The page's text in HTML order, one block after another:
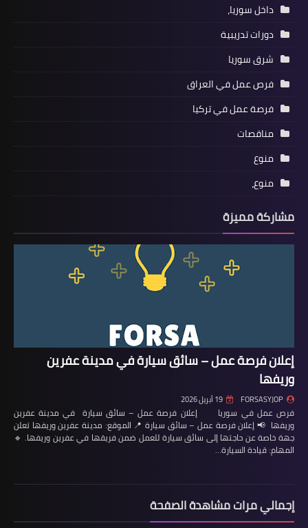
داخل سوريا،
دورات تدريبية
شرق سوريا
فرص عمل في العراق
فرصة عمل في تركيا
مناقصات
منوع
منوع،
مشاركة مميزة
إعلان فرصة عمل – سائق سيارة في مدينة عفرين
وريفها
FORSASYJOP 19 أبريل 2026
فرص عمل في سوريا إعلان فرصة عمل – سائق سيارة في مدينة عفرين
وريفها 📢 إعلان فرصة عمل – سائق سيارة 📍 الموقع: مدينة عفرين وريفها تعلن
جهة خاصة عن حاجتها إلى سائق سيارة للعمل ضمن فريقها في عفرين وريفها. 🔹
المهام: قيادة السيارة…
إجمالي مرات مشاهدة الصفحة